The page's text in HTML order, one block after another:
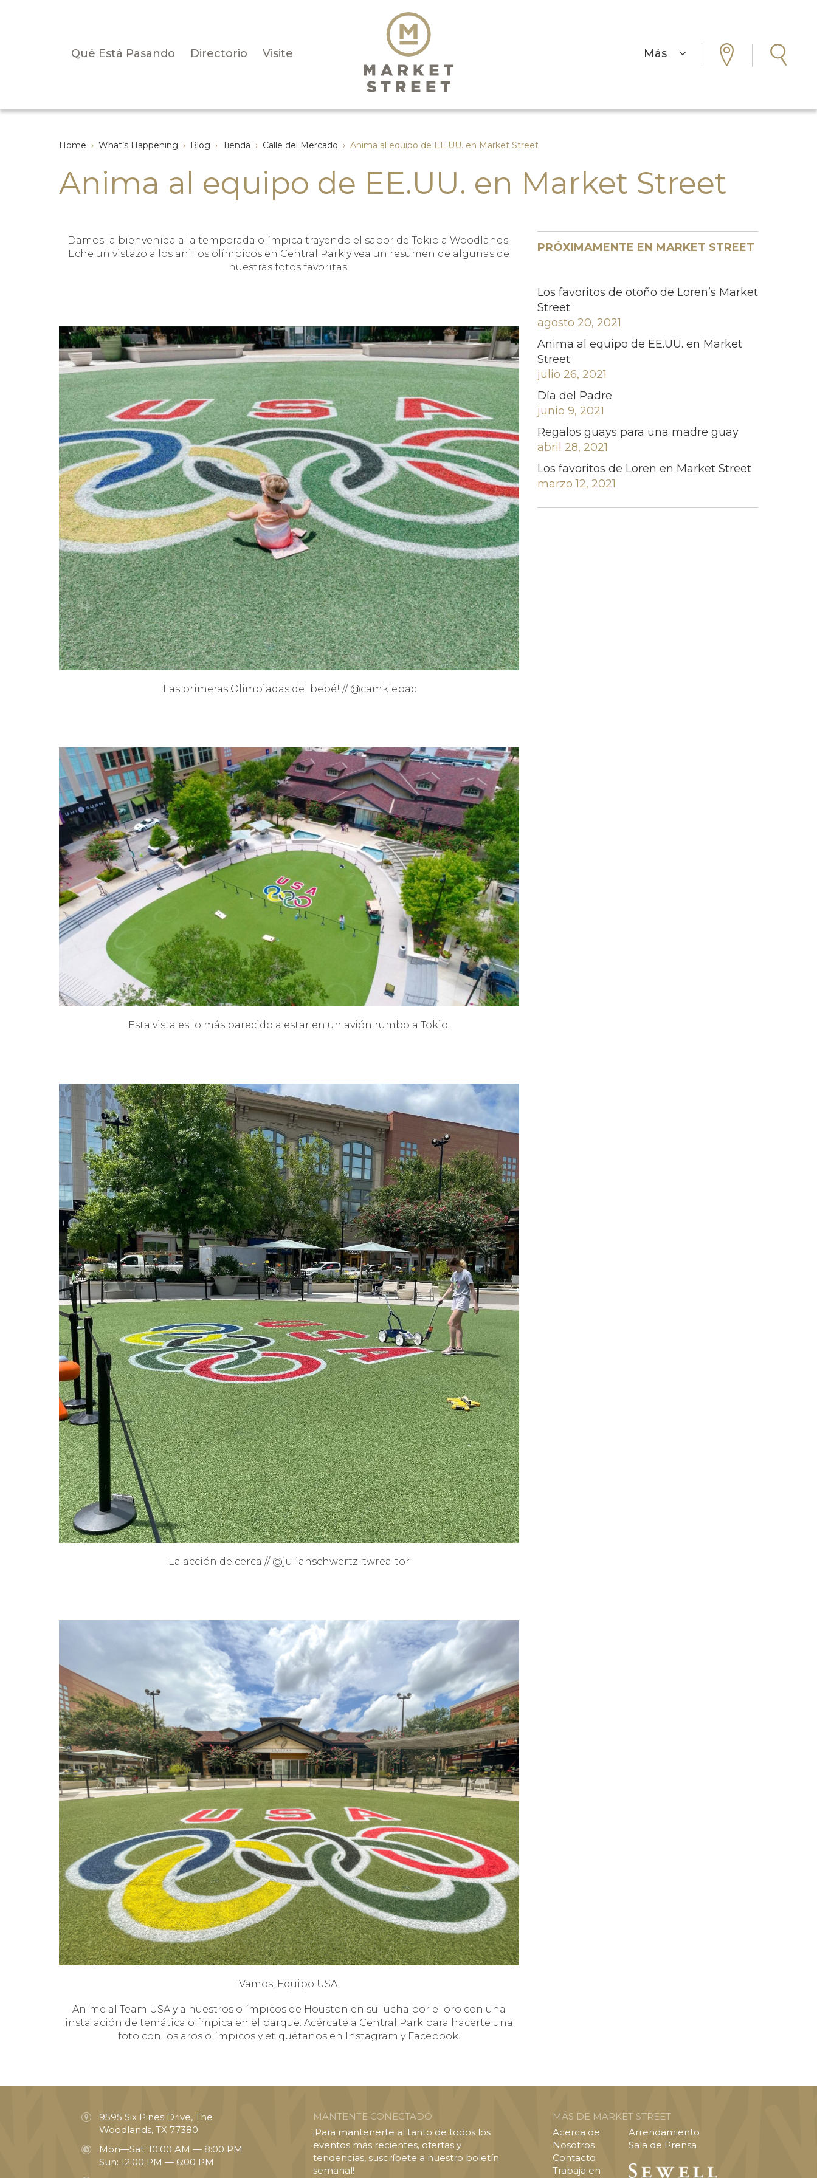
Más
Qué Está Pasando Directorio Visite
Home › What’s Happening › Blog › Tienda › Calle del Mercado › Anima al equipo de EE.UU. en Market Street
Anima al equipo de EE.UU. en Market Street
Damos la bienvenida a la temporada olímpica trayendo el sabor de Tokio a Woodlands.
Eche un vistazo a los anillos olímpicos en Central Park y vea un resumen de algunas de
nuestras fotos favoritas.
¡Las primeras Olimpiadas del bebé! // @camklepac
Esta vista es lo más parecido a estar en un avión rumbo a Tokio.
La acción de cerca // @julianschwertz_twrealtor
¡Vamos, Equipo USA!
Anime al Team USA y a nuestros olímpicos de Houston en su lucha por el oro con una
instalación de temática olímpica en el parque. Acércate a Central Park para hacerte una
foto con los aros olímpicos y etiquétanos en Instagram y Facebook.
PRÓXIMAMENTE EN MARKET STREET
Los favoritos de otoño de Loren’s Market
Street
agosto 20, 2021
Anima al equipo de EE.UU. en Market
Street
julio 26, 2021
Día del Padre
junio 9, 2021
Regalos guays para una madre guay
abril 28, 2021
Los favoritos de Loren en Market Street
marzo 12, 2021
9595 Six Pines Drive, The
Woodlands, TX 77380
Mon—Sat: 10:00 AM — 8:00 PM
Sun: 12:00 PM — 6:00 PM
MANTENTE CONECTADO
¡Para mantenerte al tanto de todos los
eventos más recientes, ofertas y
tendencias, suscríbete a nuestro boletín
semanal!
MÁS DE MARKET STREET
Acerca de
Nosotros
Contacto
Trabaja en
Arrendamiento
Sala de Prensa